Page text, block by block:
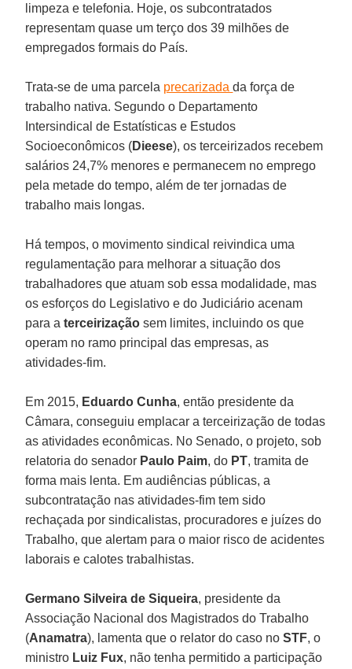
limpeza e telefonia. Hoje, os subcontratados
representam quase um terço dos 39 milhões de
empregados formais do País.
Trata-se de uma parcela precarizadada força de
trabalho nativa. Segundo o Departamento
Intersindical de Estatísticas e Estudos
Socioeconômicos (Dieese), os terceirizados recebem
salários 24,7% menores e permanecem no emprego
pela metade do tempo, além de ter jornadas de
trabalho mais longas.
Há tempos, o movimento sindical reivindica uma
regulamentação para melhorar a situação dos
trabalhadores que atuam sob essa modalidade, mas
os esforços do Legislativo e do Judiciário acenam
para aterceirização sem limites, incluindo os que
operam no ramo principal das empresas, as
atividades-fim.
Em 2015, Eduardo Cunha, então presidente da
Câmara, conseguiu emplacar a terceirização de todas
as atividades econômicas. No Senado, o projeto, sob
relatoria do senador Paulo Paim, do PT, tramita de
forma mais lenta. Em audiências públicas, a
subcontratação nas atividades-fim tem sido
rechaçada por sindicalistas, procuradores e juízes do
Trabalho, que alertam para o maior risco de acidentes
laborais e calotes trabalhistas.
Germano Silveira de Siqueira, presidente da
Associação Nacional dos Magistrados do Trabalho
(Anamatra), lamenta que o relator do caso noSTF, o
ministro Luiz Fux, não tenha permitido a participação